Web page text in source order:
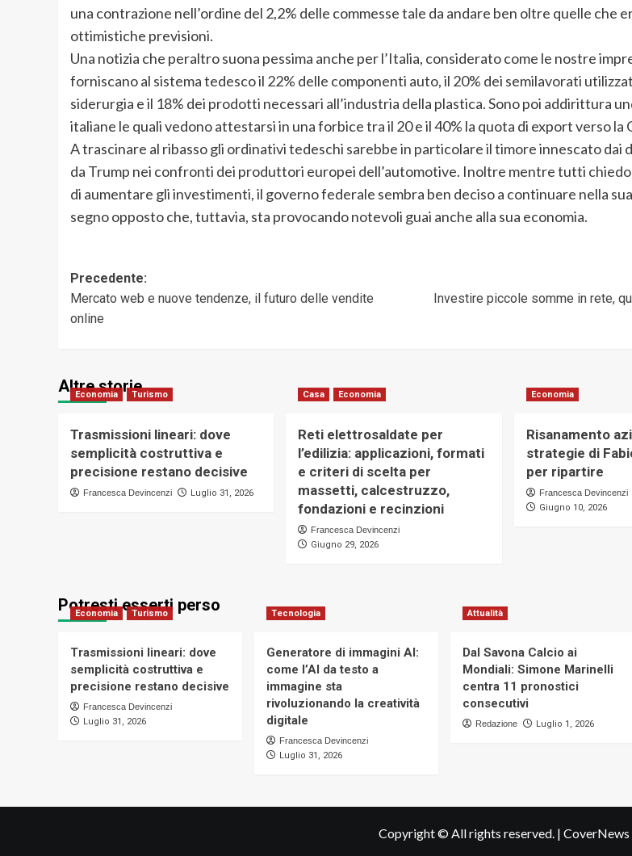
una contrazione nell’ordine del 2,2% delle commesse tale da andare ben oltre quelle che
ottimistiche previsioni.
Una notizia che peraltro suona pessima anche per l’Italia, considerato come le nostre
forniscano al sistema tedesco il 22% delle componenti auto, il 20% dei semilavorati
siderurgia e il 18% dei prodotti necessari all’industria della plastica. Sono poi addirittura
italiane le quali vedono attestarsi in una forbice tra il 20 e il 40% la quota di export verso la
A trascinare al ribasso gli ordinativi tedeschi sarebbe in particolare il timore innescato dai
da Trump nei confronti dei produttori europei dell’automotive. Inoltre mentre tutti
di aumentare gli investimenti, il governo federale sembra ben deciso a continuare nella
segno opposto che, tuttavia, sta provocando notevoli guai anche alla sua economia.
Navigazione
articolo
Precedente:
Mercato web e nuove tendenze, il futuro delle vendite
online
Investire piccole somme in rete,
Altre storie
Economia Turismo
Trasmissioni lineari: dove
semplicità costruttiva e
precisione restano decisive
Francesca Devincenzi Luglio 31, 2026
Casa Economia
Reti elettrosaldate per
l’edilizia: applicazioni, formati
e criteri di scelta per
massetti, calcestruzzo,
fondazioni e recinzioni
Francesca Devincenzi
Giugno 29, 2026
Economia
Risanamento
strategie di
per ripartire
Francesca Devincenzi
Giugno 10, 2026
Potresti esserti perso
Economia Turismo
Trasmissioni lineari: dove
semplicità costruttiva e
precisione restano decisive
Francesca Devincenzi
Luglio 31, 2026
Tecnologia
Generatore di immagini AI:
come l’AI da testo a
immagine sta
rivoluzionando la creatività
digitale
Francesca Devincenzi
Luglio 31, 2026
Attualità
Dal Savona Calcio ai
Mondiali: Simone Marinelli
centra 11 pronostici
consecutivi
Redazione Luglio 1, 2026
Copyright © All rights reserved. | CoverNews